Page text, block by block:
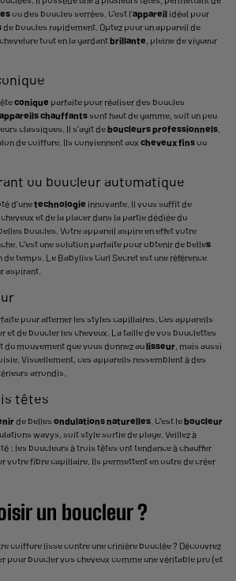
ou des boucles serrées. C’est l’appareil idéal pour
de boucles rapidement. Optez pour un appareil de
tout en la gardantbrillante, pleine de vigueur
conique parfaite pour réaliser des boucles
appareils chauffantssont haut de gamme, soit un peu
classiques. Il s’agit deboucleurs professionnels,
decoiffure. Ils conviennent aux cheveux finsou
ou boucleur automatique
d’unetechnologie innovante. Il vous suffit de
et de la placer dans la partie dédiée du
boucles. Votre appareil aspire en effet votre
C’est une solution parfaite pour obtenir de belles
de temps. Le Babyliss Curl Secret est une référence
aspirant.
pour alterner les styles capillaires. Ces appareils
et de boucler les cheveux. La taille de vos bouclettes
du mouvement que vous donnez aulisseur, mais aussi
Visuellement, ces appareils ressemblent à des
arrondis.
têtes
de belles ondulations naturelles. C’est leboucleur
wavys, soit style sortie de plage. Veillez à
: les boucleurs à trois têtes ont tendance à chauffer
votre fibre capillaire. Ils permettent en outre de créer
un boucleur ?
coiffure lisse contre une crinière bouclée ? Découvrez
pour boucler vos cheveux comme une véritable pro (et